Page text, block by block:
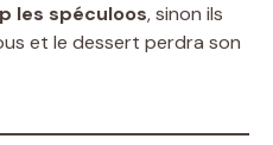
les spéculoos, sinon ils
et le dessert perdra son